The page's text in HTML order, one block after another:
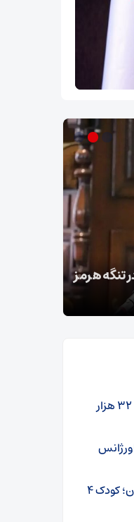
تنگه هرمز
۲۷۹ پایگاه تابستانی استان سمنان میزبان ۳۲ هزار
اورژانس
۳ سانحه رانندگی در محورهای استان سمنان؛ کودک ۴